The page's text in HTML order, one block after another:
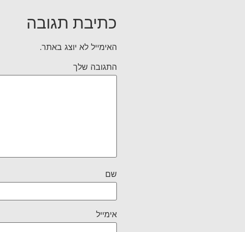
כתיבת תגובה
האימייל לא יוצג באתר.
התגובה שלך
שם
אימייל